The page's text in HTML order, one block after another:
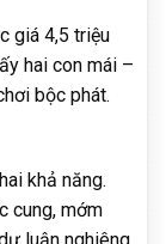
giá 4,5 triệu
hai con mái –
bộc phát.
khả năng.
cung, mớm
luận nghiêng